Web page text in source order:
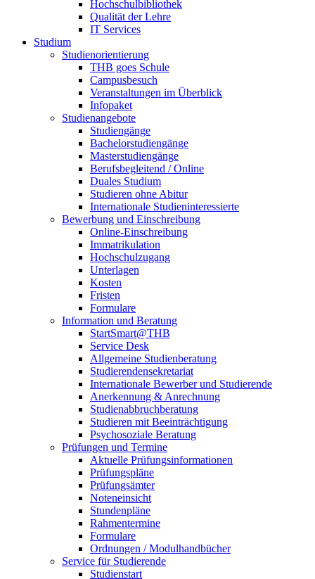
Hochschulbibliothek
Qualität der Lehre
IT Services
Studium
Studienorientierung
THB goes Schule
Campusbesuch
Veranstaltungen im Überblick
Infopaket
Studienangebote
Studiengänge
Bachelorstudiengänge
Masterstudiengänge
Berufsbegleitend / Online
Duales Studium
Studieren ohne Abitur
Internationale Studieninteressierte
Bewerbung und Einschreibung
Online-Einschreibung
Immatrikulation
Hochschulzugang
Unterlagen
Kosten
Fristen
Formulare
Information und Beratung
StartSmart@THB
Service Desk
Allgemeine Studienberatung
Studierendensekretariat
Internationale Bewerber und Studierende
Anerkennung & Anrechnung
Studienabbruchberatung
Studieren mit Beeinträchtigung
Psychosoziale Beratung
Prüfungen und Termine
Aktuelle Prüfungsinformationen
Prüfungspläne
Prüfungsämter
Noteneinsicht
Stundenpläne
Rahmentermine
Formulare
Ordnungen / Modulhandbücher
Service für Studierende
Studienstart